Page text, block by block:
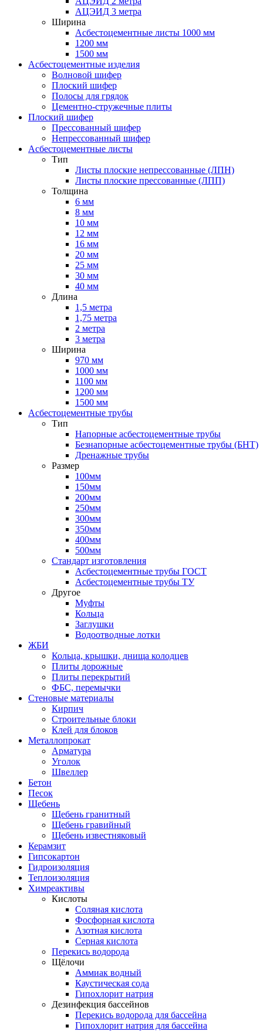
АЦЭИД 3 метра
Ширина
Асбестоцементные листы 1000 мм
1200 мм
1500 мм
Асбестоцементные изделия
Волновой шифер
Плоский шифер
Полосы для грядок
Цементно-стружечные плиты
Плоский шифер
Прессованный шифер
Непрессованный шифер
Асбестоцементные листы
Тип
Листы плоские непрессованные (ЛПН)
Листы плоские прессованные (ЛПП)
Толщина
6 мм
8 мм
10 мм
12 мм
16 мм
20 мм
25 мм
30 мм
40 мм
Длина
1,5 метра
1,75 метра
2 метра
3 метра
Ширина
970 мм
1000 мм
1100 мм
1200 мм
1500 мм
Асбестоцементные трубы
Тип
Напорные асбестоцементные трубы
Безнапорные асбестоцементные трубы (БНТ)
Дренажные трубы
Размер
100мм
150мм
200мм
250мм
300мм
350мм
400мм
500мм
Стандарт изготовления
Асбестоцементные трубы ГОСТ
Асбестоцементные трубы ТУ
Другое
Муфты
Кольца
Заглушки
Водоотводные лотки
ЖБИ
Кольца, крышки, днища колодцев
Плиты дорожные
Плиты перекрытий
ФБС, перемычки
Стеновые материалы
Кирпич
Строительные блоки
Клей для блоков
Металлопрокат
Арматура
Уголок
Швеллер
Бетон
Песок
Щебень
Щебень гранитный
Щебень гравийный
Щебень известняковый
Керамзит
Гипсокартон
Гидроизоляция
Теплоизоляция
Химреактивы
Кислоты
Соляная кислота
Фосфорная кислота
Азотная кислота
Серная кислота
Перекись водорода
Щёлочи
Аммиак водный
Каустическая сода
Гипохлорит натрия
Дезинфекция бассейнов
Перекись водорода для бассейна
Гипохлорит натрия для бассейна